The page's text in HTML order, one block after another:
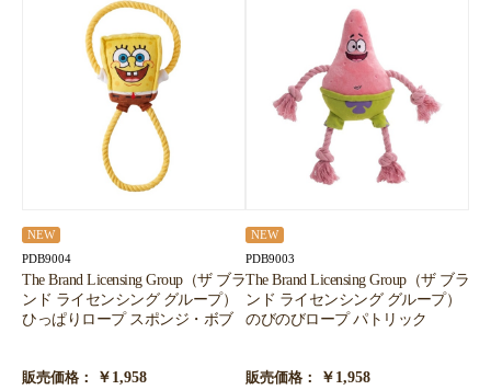
NEW
PDB9004
The Brand Licensing Group（ザ ブラ
ンド ライセンシング グループ）
ひっぱりロープ スポンジ・ボブ
販売価格： ￥1,958
NEW
PDB9003
The Brand Licensing Group（ザ ブラ
ンド ライセンシング グループ）
のびのびロープ パトリック
販売価格： ￥1,958